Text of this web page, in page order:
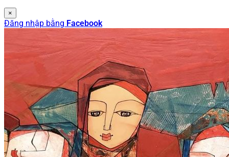
×
Đăng nhập bằng Facebook